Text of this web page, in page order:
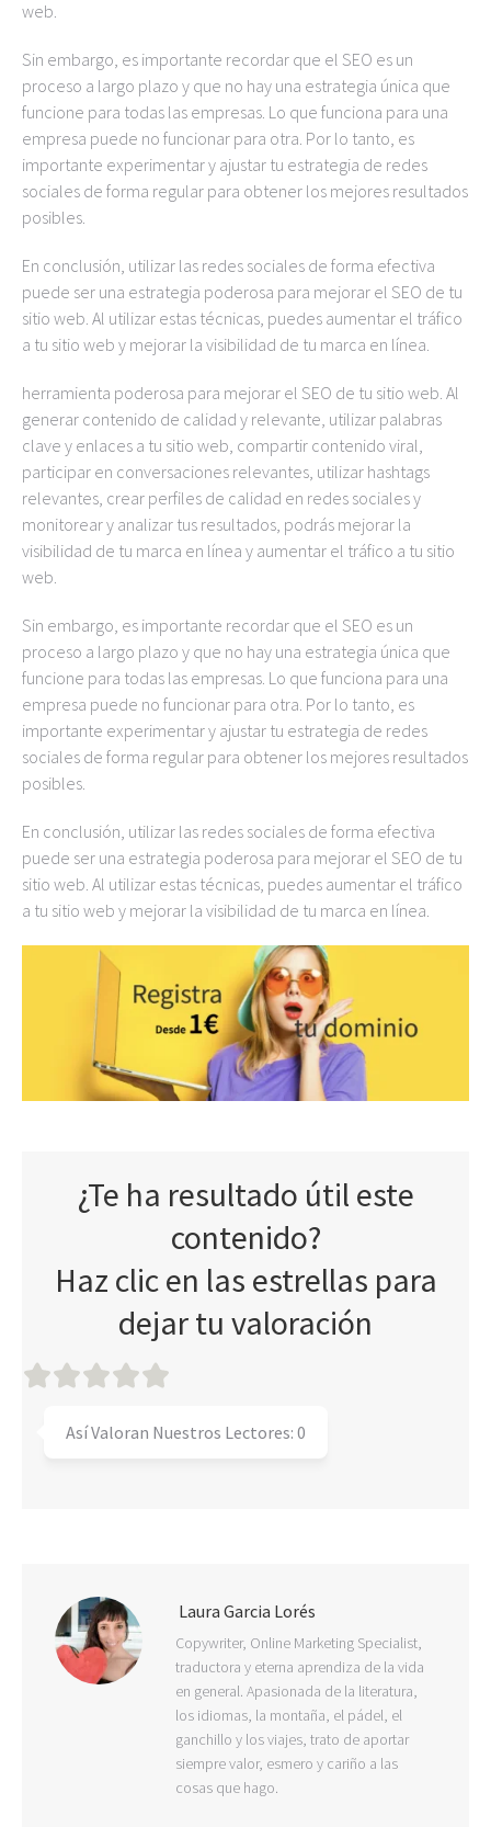
web.
Sin embargo, es importante recordar que el SEO es un
proceso a largo plazo y que no hay una estrategia única que
funcione para todas las empresas. Lo que funciona para una
empresa puede no funcionar para otra. Por lo tanto, es
importante experimentar y ajustar tu estrategia de redes
sociales de forma regular para obtener los mejores resultados
posibles.
En conclusión, utilizar las redes sociales de forma efectiva
puede ser una estrategia poderosa para mejorar el SEO de tu
sitio web. Al utilizar estas técnicas, puedes aumentar el tráfico
a tu sitio web y mejorar la visibilidad de tu marca en línea.
herramienta poderosa para mejorar el SEO de tu sitio web. Al
generar contenido de calidad y relevante, utilizar palabras
clave y enlaces a tu sitio web, compartir contenido viral,
participar en conversaciones relevantes, utilizar hashtags
relevantes, crear perfiles de calidad en redes sociales y
monitorear y analizar tus resultados, podrás mejorar la
visibilidad de tu marca en línea y aumentar el tráfico a tu sitio
web.
Sin embargo, es importante recordar que el SEO es un
proceso a largo plazo y que no hay una estrategia única que
funcione para todas las empresas. Lo que funciona para una
empresa puede no funcionar para otra. Por lo tanto, es
importante experimentar y ajustar tu estrategia de redes
sociales de forma regular para obtener los mejores resultados
posibles.
En conclusión, utilizar las redes sociales de forma efectiva
puede ser una estrategia poderosa para mejorar el SEO de tu
sitio web. Al utilizar estas técnicas, puedes aumentar el tráfico
a tu sitio web y mejorar la visibilidad de tu marca en línea.
¿Te ha resultado útil este
contenido?
Haz clic en las estrellas para
dejar tu valoración
Así Valoran Nuestros Lectores: 0
Laura Garcia Lorés
Copywriter, Online Marketing Specialist,
traductora y eterna aprendiza de la vida
en general. Apasionada de la literatura,
los idiomas, la montaña, el pádel, el
ganchillo y los viajes, trato de aportar
siempre valor, esmero y cariño a las
cosas que hago.